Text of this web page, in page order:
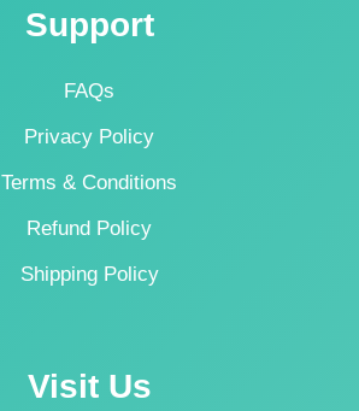
Support
FAQs
Privacy Policy
Terms & Conditions
Refund Policy
Shipping Policy
Visit Us